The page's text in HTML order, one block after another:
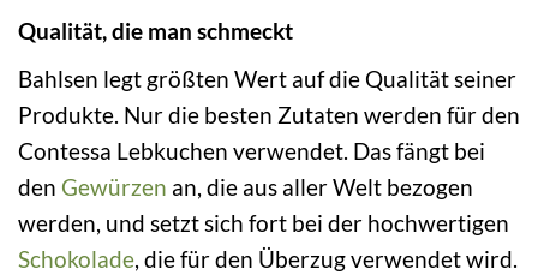
Qualität, die man schmeckt
Bahlsen legt größten Wert auf die Qualität seiner
Produkte. Nur die besten Zutaten werden für den
Contessa Lebkuchen verwendet. Das fängt bei
den Gewürzen an, die aus aller Welt bezogen
werden, und setzt sich fort bei der hochwertigen
Schokolade, die für den Überzug verwendet wird.